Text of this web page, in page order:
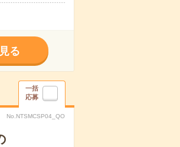
る
一括
応募
No.NTSMCSP04_QO